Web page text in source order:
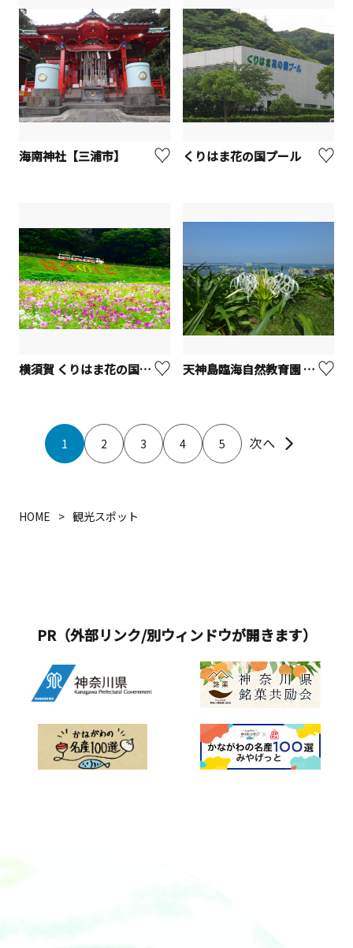
海南神社【三浦市】 くりはま花の国プール
横須賀 くりはま花の国【横須賀市】 天神島臨海自然教育園 （旧：天神島）
1 2 3 4 5
HOME 観光スポット
PR（外部リンク/別ウィンドウが開きます）